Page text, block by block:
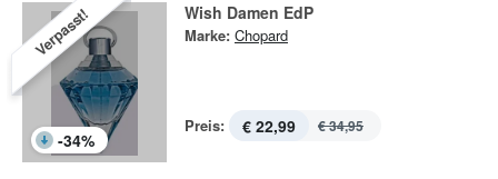
Verpasst!
-34%
Wish Damen EdP
Marke: Chopard
Preis: € 22,99 € 34,95